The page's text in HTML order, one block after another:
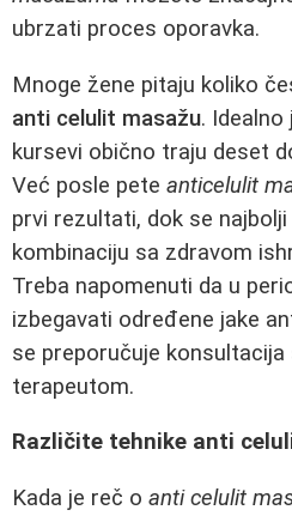
ubrzati proces oporavka.
Mnoge žene pitaju koliko
anti celulit masažu. Idealno
kursevi obično traju deset
Već posle pete anticelulit
prvi rezultati, dok se
kombinaciju sa zdravom
Treba napomenuti da u
izbegavati određene jake
se preporučuje konsultacija
terapeutom.
Različite tehnike anti
Kada je reč o anti celulit